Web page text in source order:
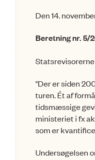
Den 14.
Beretning nr. 5/
"Der er siden
turen. Ét af
tidsmæssige
ministeriet i fx
som er
Undersøgelsen